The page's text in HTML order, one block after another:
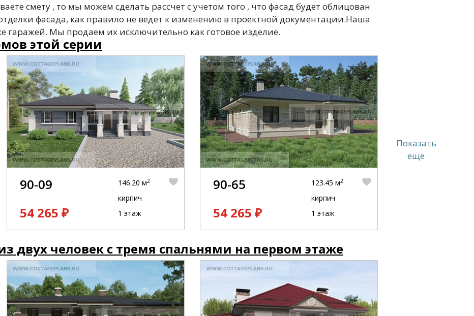
смету , то мы можем сделать рассчет с учетом того , что фасад будет облицован
фасада, как правило не ведет к изменению в проектной документации.Наша
гаражей. Мы продаем их исключительно как готовое изделие.
этой серии
90-09
54 265 ₽
146.20 м2
кирпич
1 этаж
90-65
54 265 ₽
123.45 м2
кирпич
1 этаж
Показать
еще
двух человек с тремя спальнями на первом этаже